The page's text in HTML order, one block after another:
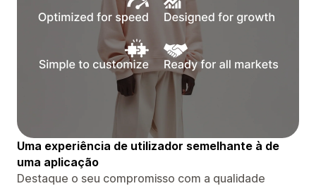
Uma experiência de utilizador semelhante à de
uma aplicação
Destaque o seu compromisso com a qualidade